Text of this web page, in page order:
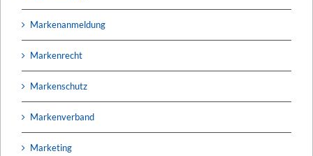
Markenanmeldung
Markenrecht
Markenschutz
Markenverband
Marketing